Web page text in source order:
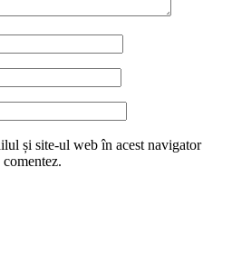
și site-ul web în acest navigator